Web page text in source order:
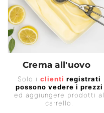
Crema all'uovo
Prezzo
di
Solo iclienti registrati
possono vedere i prezzi
ed aggiungere prodotti al
carrello.